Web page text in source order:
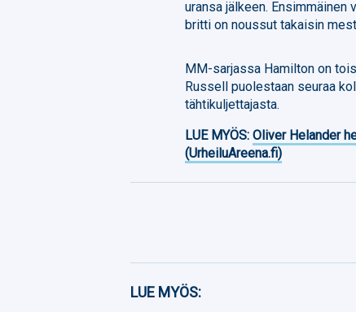
uransa jälkeen.
britti on noussut takaisin
MM-sarjassa Hamilton on
Russell puolestaan seuraa
tähtikuljettajasta.
LUE MYÖS:Oliver Helander
(UrheiluAreena.fi)
Facebook
LUE MYÖS: